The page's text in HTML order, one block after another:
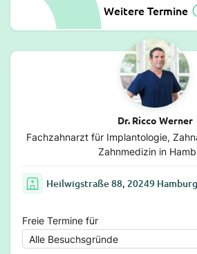
Weitere Termine
Dr. Ricco Werner
Fachzahnarzt für Implantologie,
Zahnmedizin in
Heilwigstraße 88, 20249 Hamburg
Freie Termine für